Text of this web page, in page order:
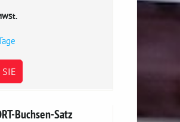
Buchsen-Satz